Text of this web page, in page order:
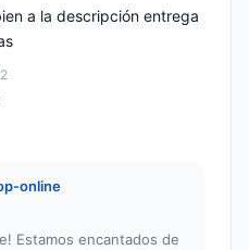
a la descripción entrega
online
Estamos encantados de